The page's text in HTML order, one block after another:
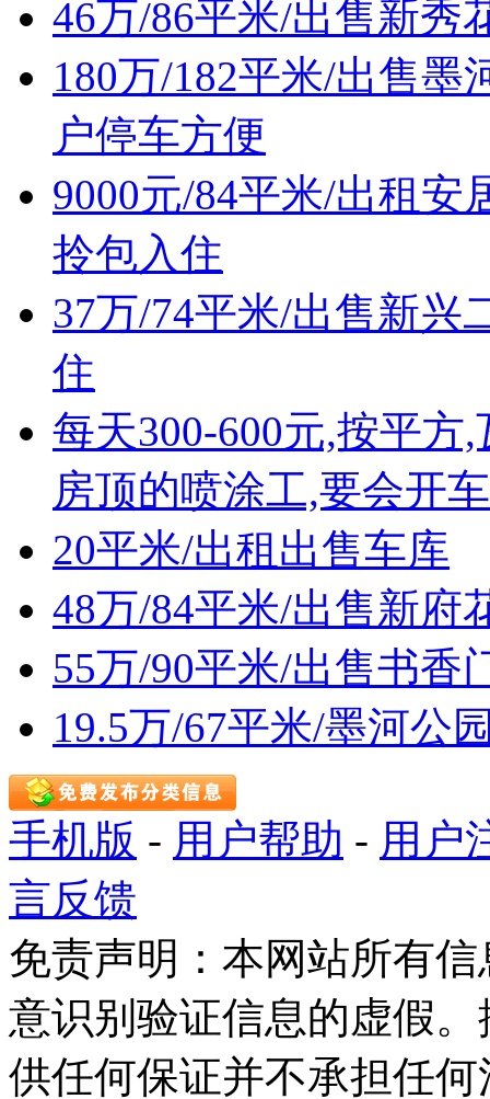
46万/86平米/出售新秀
180万/182平米/出售
户停车方便
9000元/84平米/出租安
拎包入住
37万/74平米/出售新兴
住
每天300-600元,按平方
房顶的喷涂工,要会开车
20平米/出租出售车库
48万/84平米/出售新府
55万/90平米/出售书香
19.5万/67平米/墨河公
手机版 - 用户帮助 - 用户
言反馈
免责声明：本网站所有
意识别验证信息的虚假
供任何保证并不承担任